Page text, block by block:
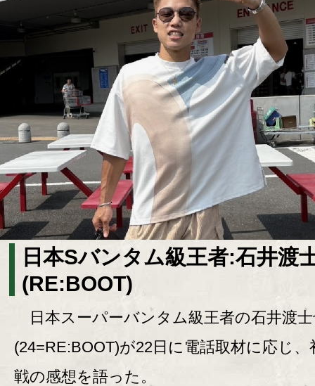
日本Sバンタム級王者:石井渡
(RE:BOOT)
日本スーパーバンタム級王者の石井渡
(24=RE:BOOT)が22日に電話取材に応じ、
戦の感想を語った。